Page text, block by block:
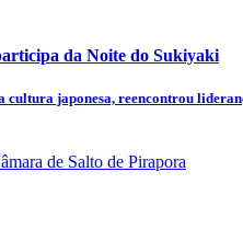
da Noite do Sukiyaki
japonesa, reencontrou